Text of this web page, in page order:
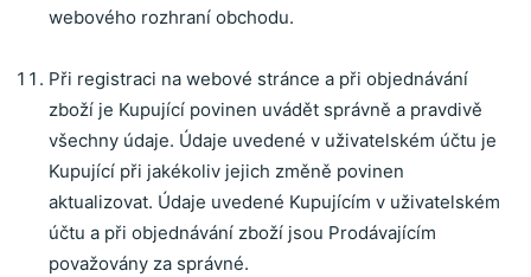
webového rozhraní obchodu.
Při registraci na webové stránce a při objednávání
zboží je Kupující povinen uvádět správně a pravdivě
všechny údaje. Údaje uvedené v uživatelském účtu je
Kupující při jakékoliv jejich změně povinen
aktualizovat. Údaje uvedené Kupujícím v uživatelském
účtu a při objednávání zboží jsou Prodávajícím
považovány za správné.